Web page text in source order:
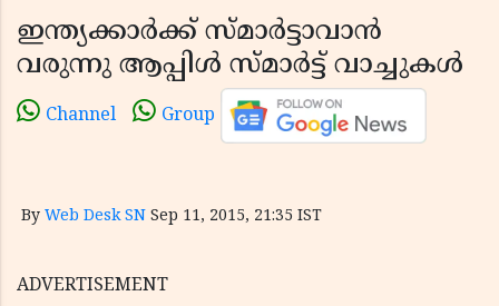
ഇന്ത്യക്കാര്‍ക്ക് സ്മാര്‍ട്ടാവാന്‍
വരുന്നു ആപ്പിള്‍ സ്മാര്‍ട്ട് വാച്ചുകള്‍
Channel Group
By Web Desk SN Sep 11, 2015, 21:35 IST
ADVERTISEMENT